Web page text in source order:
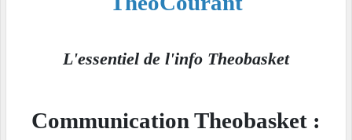
L'essentiel de l'info Theobasket
Communication Theobasket :